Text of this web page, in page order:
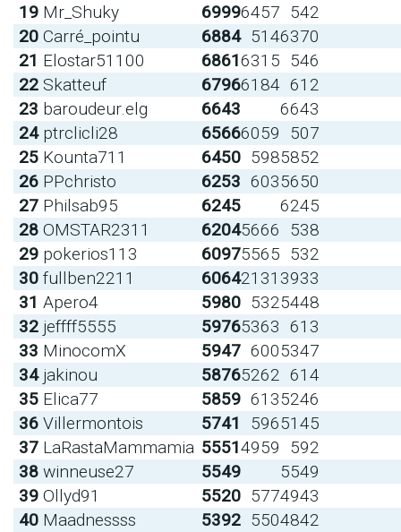
19 Mr_Shuky 69996457 542
20 Carré_pointu 6884 5146370
21 Elostar51100 68616315 546
22 Skatteuf 67966184 612
23 baroudeur.elg 6643
6643
24 ptrclicli28 65666059
507
25 Kounta711 6450 5985852
26 PPchristo 6253 6035650
27 Philsab95 6245
6245
28 OMSTAR2311 62045666
538
29 pokerios113 60975565 532
30 fullben2211 60642131 3933
31 Apero4 5980 5325448
32 jeffff5555 59765363 613
33 MinocomX 5947 6005347
34 jakinou 58765262 614
35 Elica77 5859 6135246
36 Villermontois 5741 5965145
37 LaRastaMammamia 55514959
592
38 winneuse27 5549
5549
39 Ollyd91 5520 5774943
40 Maadnessss 5392 5504842